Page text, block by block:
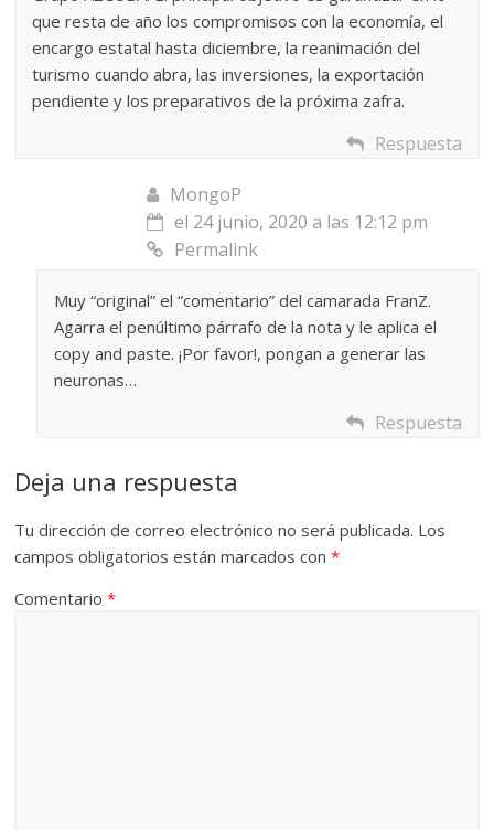
que resta de año los compromisos con la economía, el
encargo estatal hasta diciembre, la reanimación del
turismo cuando abra, las inversiones, la exportación
pendiente y los preparativos de la próxima zafra.
Respuesta
MongoP
el 24 junio, 2020 a las 12:12 pm
Permalink
Muy “original” el “comentario” del camarada FranZ.
Agarra el penúltimo párrafo de la nota y le aplica el
copy and paste. ¡Por favor!, pongan a generar las
neuronas…
Respuesta
Deja una respuesta
Tu dirección de correo electrónico no será publicada. Los
campos obligatorios están marcados con*
Comentario*